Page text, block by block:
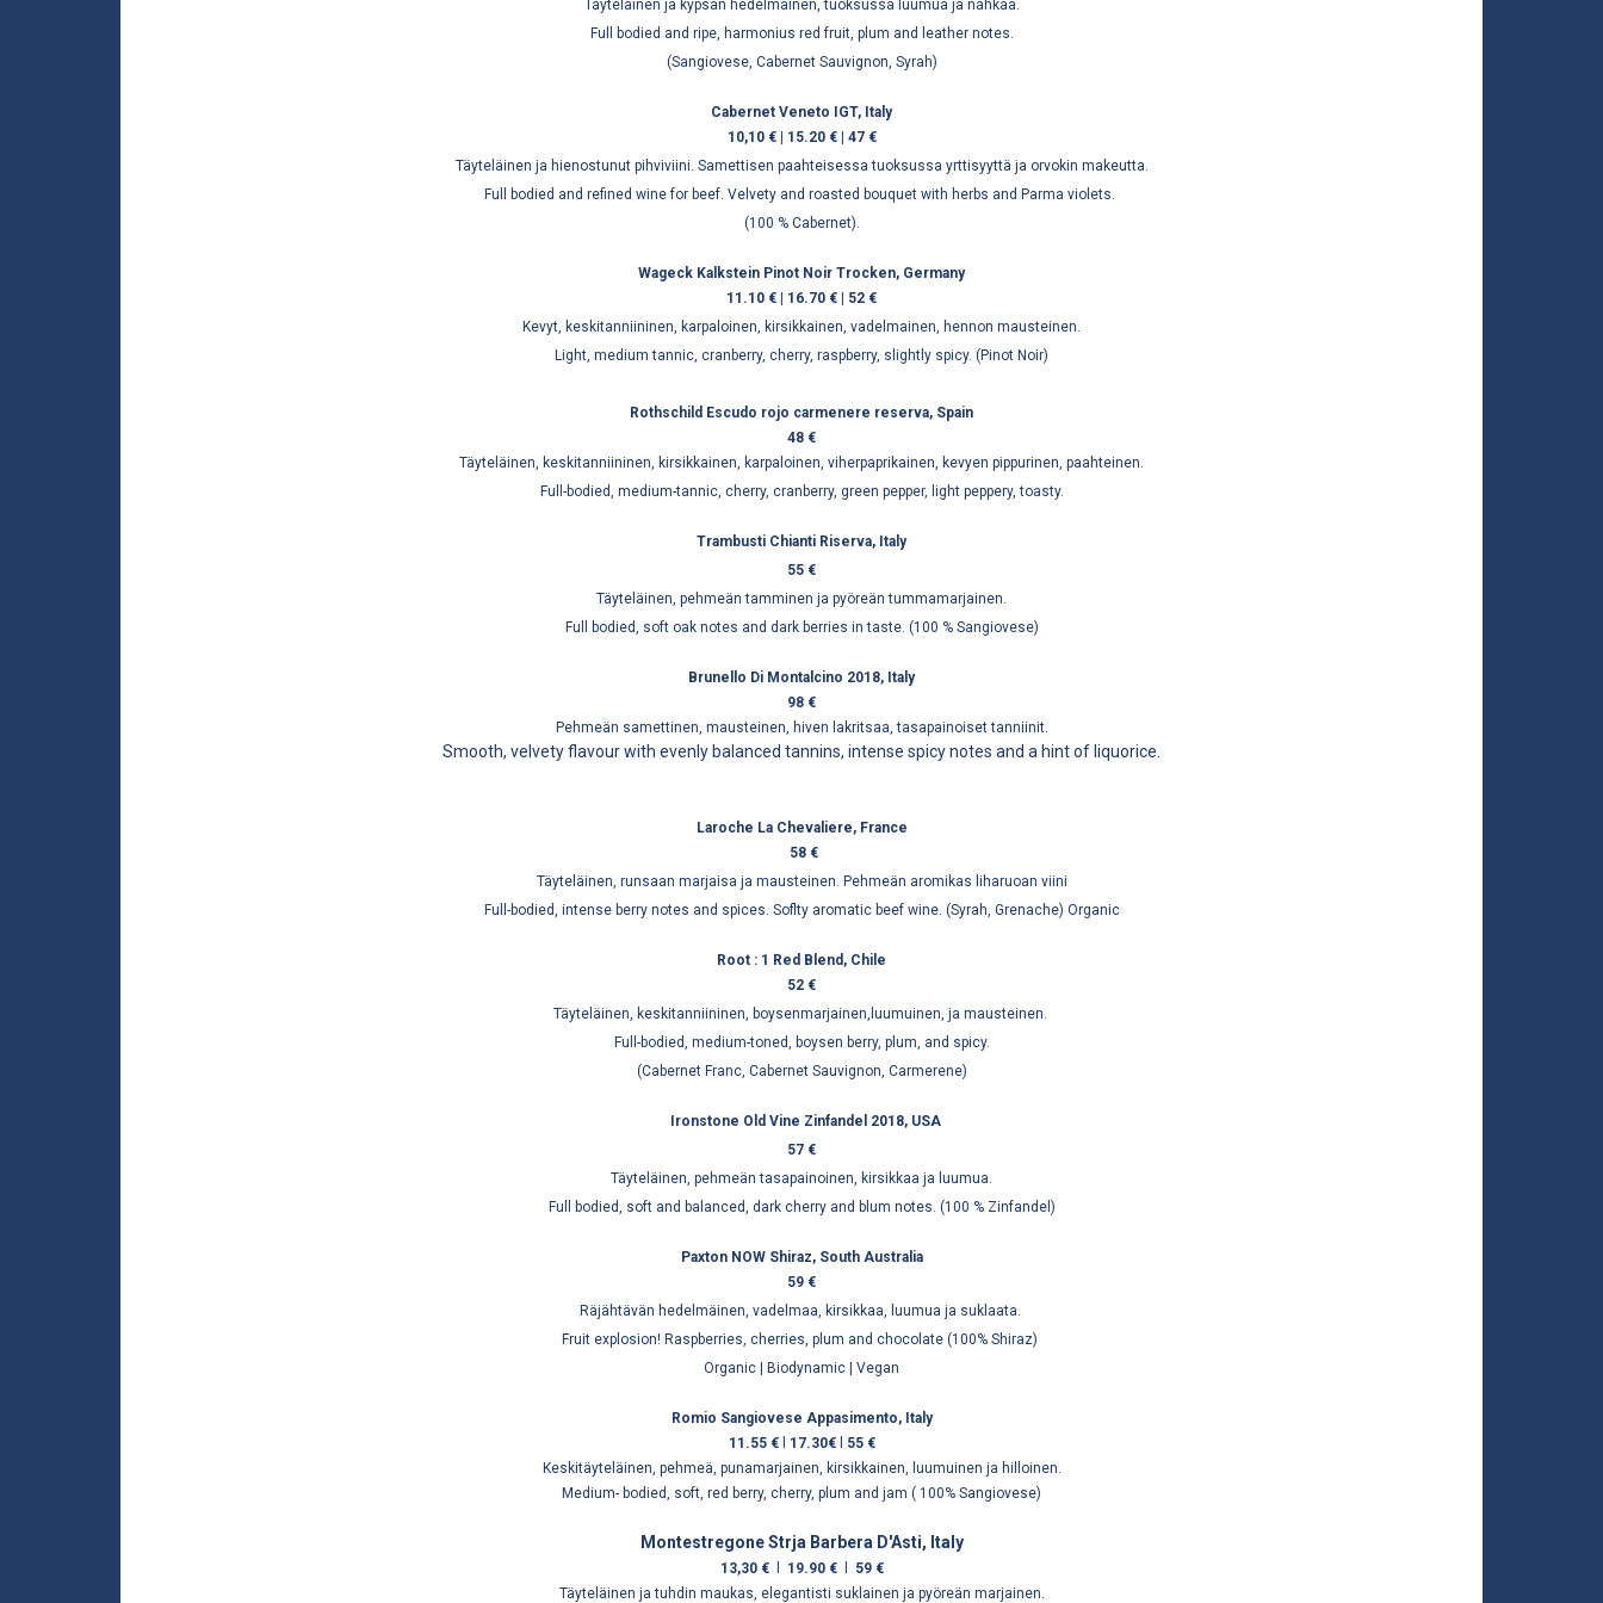
Täyteläinen ja kypsän hedelmäinen, tuoksussa luumua ja nahkaa.
Full bodied and ripe, harmonius red fruit, plum and leather notes.
(Sangiovese, Cabernet Sauvignon, Syrah)
Cabernet Veneto IGT, Italy
10,10 € | 15.20 € | 47 €
Täyteläinen ja hienostunut pihviviini. Samettisen paahteisessa tuoksussa yrttisyyttä ja orvokin makeutta.
Full bodied and refined wine for beef. Velvety and roasted bouquet with herbs and Parma violets.
(100 % Cabernet).
Wageck Kalkstein Pinot Noir Trocken, Germany
11.10 € | 16.70 € | 52 €
Kevyt, keskitanniininen, karpaloinen, kirsikkainen, vadelmainen, hennon mausteinen.
Light, medium tannic, cranberry, cherry, raspberry, slightly spicy. (Pinot Noir)
Rothschild Escudo rojo carmenere reserva, Spain
48 €
Täyteläinen, keskitanniininen, kirsikkainen, karpaloinen, viherpaprikainen, kevyen pippurinen, paahteinen.
Full-bodied, medium-tannic, cherry, cranberry, green pepper, light peppery, toasty.
Trambusti Chianti Riserva, Italy
55 €
Täyteläinen, pehmeän tamminen ja pyöreän tummamarjainen.
Full bodied, soft oak notes and dark berries in taste. (100 % Sangiovese)
Brunello Di Montalcino 2018, Italy
98 €
Pehmeän samettinen, mausteinen, hiven lakritsaa, tasapainoiset tanniinit.
Smooth, velvety flavour with evenly balanced tannins, intense spicy notes and a hint of liquorice.
Laroche La Chevaliere, France
58 €
Täyteläinen, runsaan marjaisa ja mausteinen. Pehmeän aromikas liharuoan viini
Full-bodied, intense berry notes and spices. Soflty aromatic beef wine. (Syrah, Grenache) Organic
Root : 1 Red Blend, Chile
52 €
Täyteläinen, keskitanniininen, boysenmarjainen,luumuinen, ja mausteinen.
Full-bodied, medium-toned, boysen berry, plum, and spicy.
(Cabernet Franc, Cabernet Sauvignon, Carmerene)
Ironstone Old Vine Zinfandel 2018, USA
57 €
Täyteläinen, pehmeän tasapainoinen, kirsikkaa ja luumua.
Full bodied, soft and balanced, dark cherry and blum notes. (100 % Zinfandel)
Paxton NOW Shiraz, South Australia
59 €
Räjähtävän hedelmäinen, vadelmaa, kirsikkaa, luumua ja suklaata.
Fruit explosion! Raspberries, cherries, plum and chocolate (100% Shiraz)
Organic | Biodynamic | Vegan
Romio Sangiovese Appasimento, Italy
11.55 €
17.30€
55 €
Keskitäyteläinen, pehmeä, punamarjainen, kirsikkainen, luumuinen ja hilloinen.
Medium- bodied, soft, red berry, cherry, plum and jam ( 100% Sangiovese)
Montestregone Strja Barbera D'Asti, Italy
13,30 € 19.90 €
59 €
Täyteläinen ja tuhdin maukas, elegantisti suklainen ja pyöreän marjainen.